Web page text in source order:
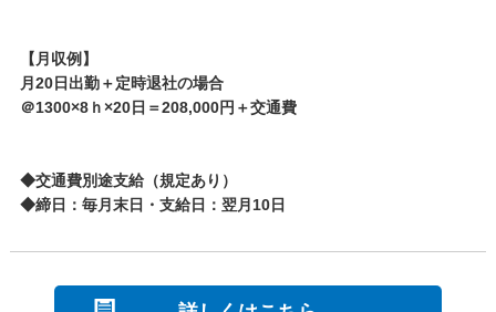
【月収例】
月20日出勤＋定時退社の場合
＠1300×8ｈ×20日＝208,000円＋交通費
◆交通費別途支給（規定あり）
◆締日：毎月末日・支給日：翌月10日